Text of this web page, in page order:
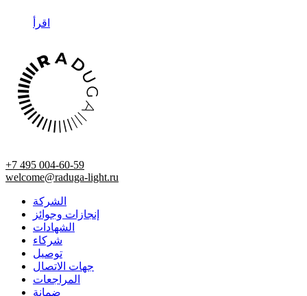
اقرأ
+7 495 004-60-59
welcome@raduga-light.ru
الشركة
إنجازات وجوائز
الشهادات
شركاء
توصيل
جهات الاتصال
المراجعات
ضمانة